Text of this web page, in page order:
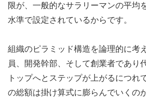
限が、一般的なサラリーマンの平均
水準で設定されているからです。
組織のピラミッド構造を論理的に考
員、開発幹部、そして創業者であり
トップへとステップが上がるにつれ
の総額は掛け算式に膨らんでいくの